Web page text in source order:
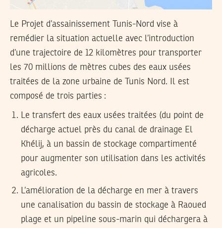
Le Projet d’assainissement Tunis-Nord vise à
remédier la situation actuelle avec l’introduction
d’une trajectoire de 12 kilomètres pour transporter
les 70 millions de mètres cubes des eaux usées
traitées de la zone urbaine de Tunis Nord. Il est
composé de trois parties :
Le transfert des eaux usées traitées (du point de
décharge actuel près du canal de drainage El
Khélij, à un bassin de stockage compartimenté
pour augmenter son utilisation dans les activités
agricoles.
L’amélioration de la décharge en mer à travers
une canalisation du bassin de stockage à Raoued
plage et un pipeline sous-marin qui déchargera à